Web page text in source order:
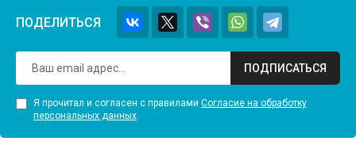
ПОДЕЛИТЬСЯ
ПОДПИСАТЬСЯ
Я прочитал и согласен с правилами Согласие на обработку
персональных данных